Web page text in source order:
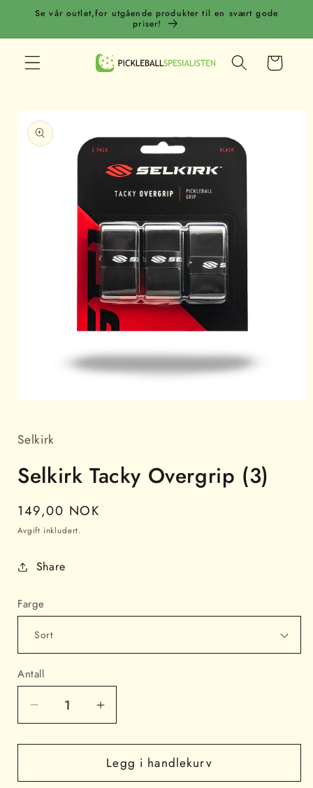
videre til
Se vår outlet,for utgående produkter til en svært gode
priser!
Handlekurv
til
i
modal
Selkirk
Selkirk Tacky Overgrip (3)
Vanlig
pris
149,00 NOK
Avgift inkludert.
Share
Farge
Antall
Senk
antallet
for
Tacky
Øk
antallet
for
Selkirk
Tacky
Legg i handlekurv